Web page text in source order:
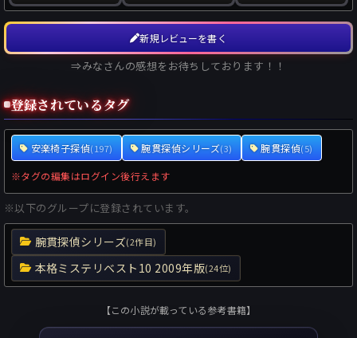
新規レビューを書く
⇒みなさんの感想をお待ちしております！！
登録されているタグ
安楽椅子探偵(197) 腕貫探偵シリーズ(3) 腕貫探偵(5)
※タグの編集はログイン後行えます
※以下のグループに登録されています。
腕貫探偵シリーズ(2作目)
本格ミステリベスト10 2009年版(24位)
【この小説が載っている参考書籍】